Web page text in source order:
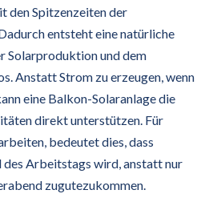
den Spitzenzeiten der
entsteht eine natürliche
Solarproduktion und dem
Anstatt Strom zu erzeugen, wenn
eine Balkon-Solaranlage die
direkt unterstützen. Für
bedeutet dies, dass
des Arbeitstags wird, anstatt nur
zugutezukommen.